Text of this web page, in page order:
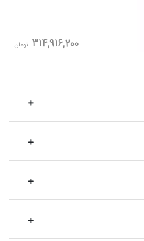
314,916,200 تومان